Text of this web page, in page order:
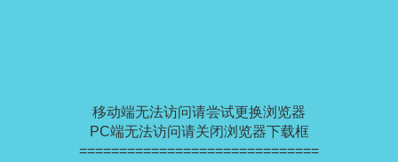
移动端无法访问请尝试更换浏览器
PC端无法访问请关闭浏览器下载框
==============================